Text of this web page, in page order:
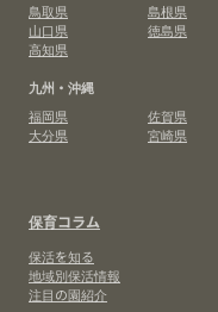
鳥取県
島根県
山口県
徳島県
高知県
九州・沖縄
福岡県
佐賀県
大分県
宮崎県
保育コラム
保活を知る
地域別保活情報
注目の園紹介